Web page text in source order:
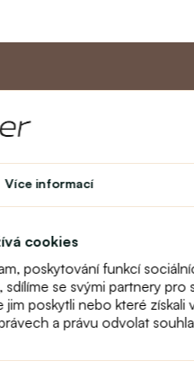
Více informací
cookies
poskytování funkcí
se svými partnery
jim poskytli nebo které
a právu odvolat
Divadlo